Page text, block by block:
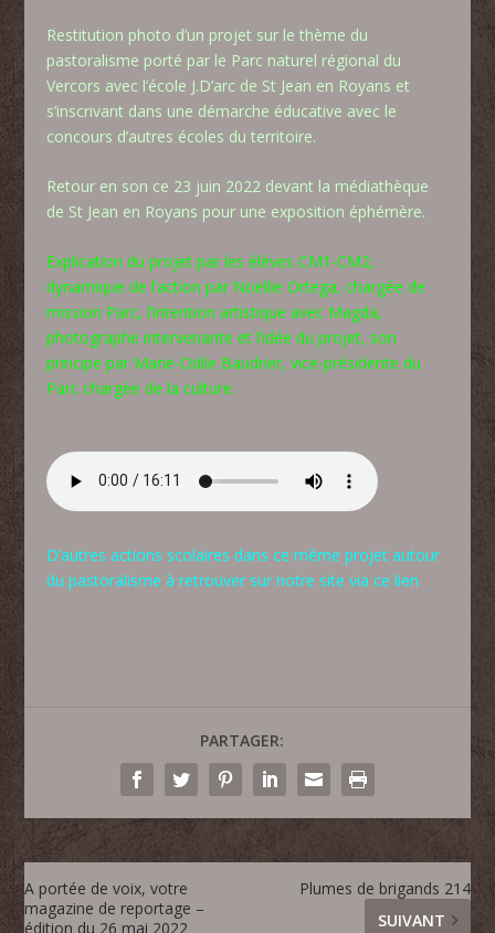
Restitution photo d’un projet sur le thème du
pastoralisme porté par le Parc naturel régional du
Vercors avec l’école J.D’arc de St Jean en Royans et
s’inscrivant dans une démarche éducative avec le
concours d’autres écoles du territoire.
Retour en son ce 23 juin 2022 devant la médiathèque
de St Jean en Royans pour une exposition éphémère.
Explication du projet par les élèves CM1-CM2,
dynamique de l’action par Noëllie Ortega, chargée de
mission Parc, l’intention artistique avec Magda,
photographe intervenante et l’idée du projet, son
principe par Marie-Odile Baudrier, vice-présidente du
Parc chargée de la culture.
D’autres actions scolaires dans ce même projet autour
du pastoralisme à retrouver sur notre site via ce lien
PARTAGER:
A portée de voix, votre
magazine de reportage –
édition du 26 mai 2022
Plumes de brigands 214
SUIVANT